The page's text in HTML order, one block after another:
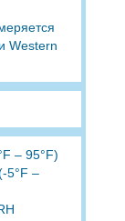
Western
– 95°F)
5°F –